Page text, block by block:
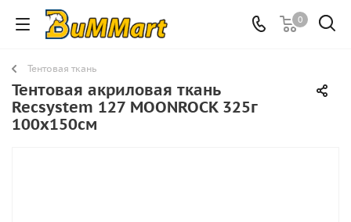
0
Тентовая ткань
Тентовая акриловая ткань
Recsystem 127 MOONROCK 325г
100х150см